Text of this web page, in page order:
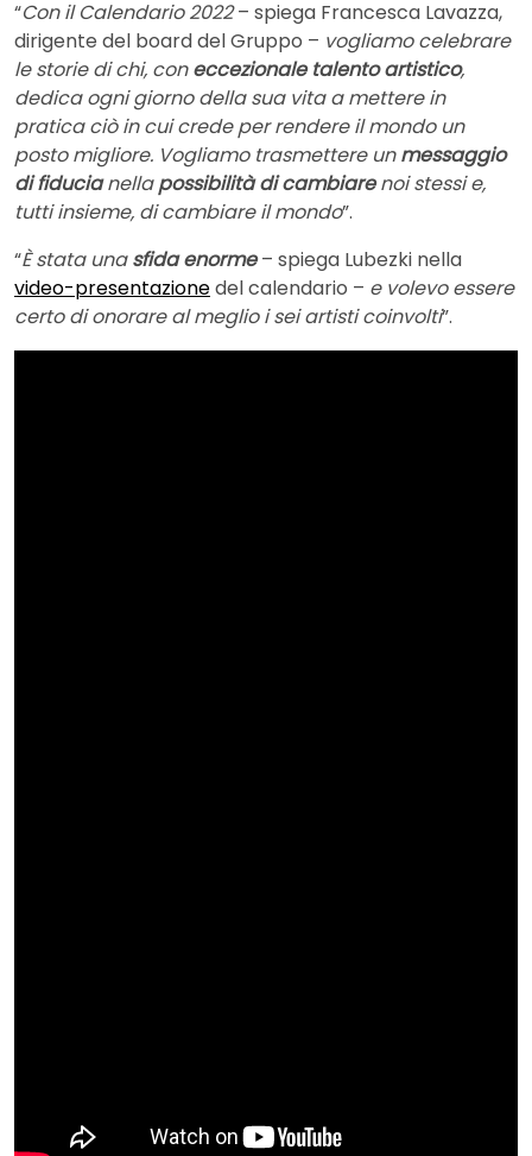
“Con il Calendario 2022– spiega Francesca Lavazza,
dirigente del board del Gruppo – vogliamo celebrare
le storie di chi, coneccezionale talento artistico,
dedica ogni giorno della sua vita a mettere in
pratica ciò in cui crede per rendere il mondo un
posto migliore. Vogliamo trasmettere unmessaggio
di fiducianellapossibilità di cambiarenoi stessi e,
tutti insieme, di cambiare il mondo”.
“È stata unasfida enorme– spiega Lubezki nella
video-presentazionedel calendario – e volevo essere
certo di onorare al meglio i sei artisti coinvolti”.